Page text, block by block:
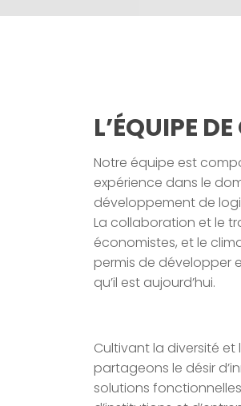
L’ÉQUIPE
Notre équipe est
expérience dans le
développement de
La collaboration et le
économistes, et le
permis de développer
qu’il est aujourd’hui.
Cultivant la diversité
partageons le désir
solutions